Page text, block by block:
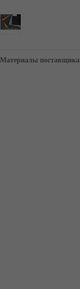
Материалы поставщика